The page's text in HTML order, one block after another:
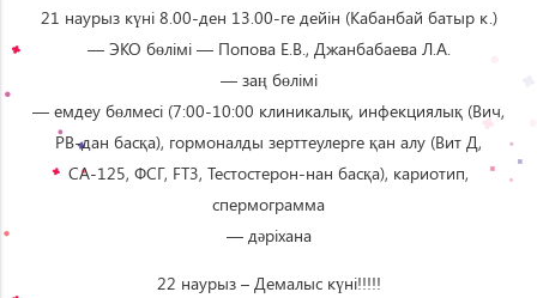
21 наурыз күні 8.00-ден 13.00-ге дейін (Кабанбай батыр к.)
— ЭКО бөлімі — Попова Е.В., Джанбабаева Л.А.
— заң бөлімі
— емдеу бөлмесі (7:00-10:00 клиникалық, инфекциялық (Вич,
РВ-дан басқа), гормоналды зерттеулерге қан алу (Вит Д,
СА-125, ФСГ, FT3, Тестостерон-нан басқа), кариотип,
спермограмма
— дәріхана
22 наурыз – Демалыс күні!!!!!